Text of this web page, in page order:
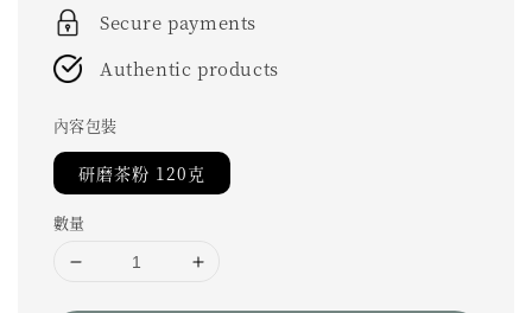
Secure payments
Authentic products
內容包裝
研磨茶粉 120克
數量